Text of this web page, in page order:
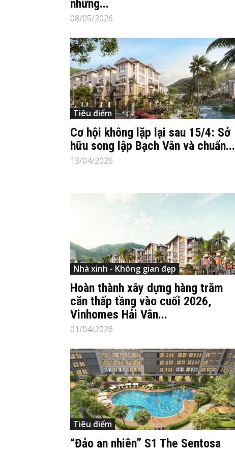
những...
08/05/2026
Tiêu điểm
Cơ hội không lặp lại sau 15/4: Sở
hữu song lập Bạch Vân và chuẩn...
13/04/2026
Nhà xinh - Không gian đẹp
Hoàn thành xây dựng hàng trăm
căn thấp tầng vào cuối 2026,
Vinhomes Hải Vân...
01/04/2026
Tiêu điểm
“Đảo an nhiên” S1 The Sentosa